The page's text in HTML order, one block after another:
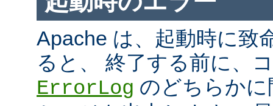
Apache は、起動時に致
ると、 終了する前に、
ErrorLog のどちらか